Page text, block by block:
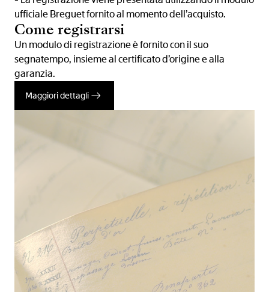
ufficiale Breguet fornito al momento dell’acquisto.
Come registrarsi
Un modulo di registrazione è fornito con il suo
segnatempo, insieme al certificato d’origine e alla
garanzia.
Maggiori dettagli